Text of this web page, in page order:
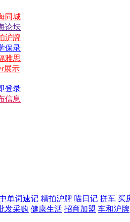
同城
论坛
沪牌
保录
雅思
展示
登录
信息
单词速记 精拍沪牌 喵日记 拼车 买
发采购 健康生活 招商加盟 车和沪牌